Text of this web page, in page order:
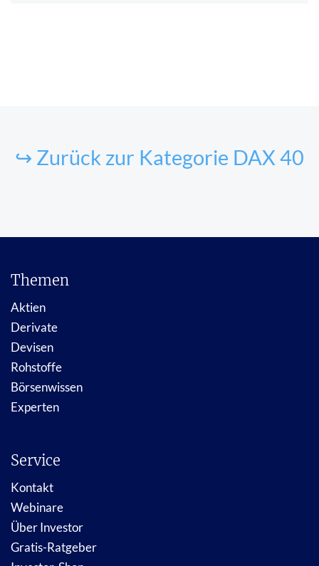
↪ Zurück zur Kategorie DAX 40
Themen
Aktien
Derivate
Devisen
Rohstoffe
Börsenwissen
Experten
Service
Kontakt
Webinare
Über Investor
Gratis-Ratgeber